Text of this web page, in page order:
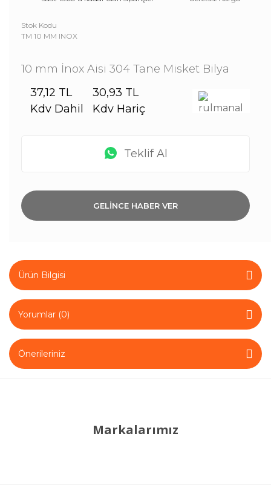
Stok Kodu
TM 10 MM INOX
10 mm İnox Aisi 304 Tane Misket Bilya
37,12 TL
Kdv Dahil
30,93 TL
Kdv Hariç
Teklif Al
GELİNCE HABER VER
Ürün Bilgisi
Yorumlar (0)
Önerileriniz
Markalarımız